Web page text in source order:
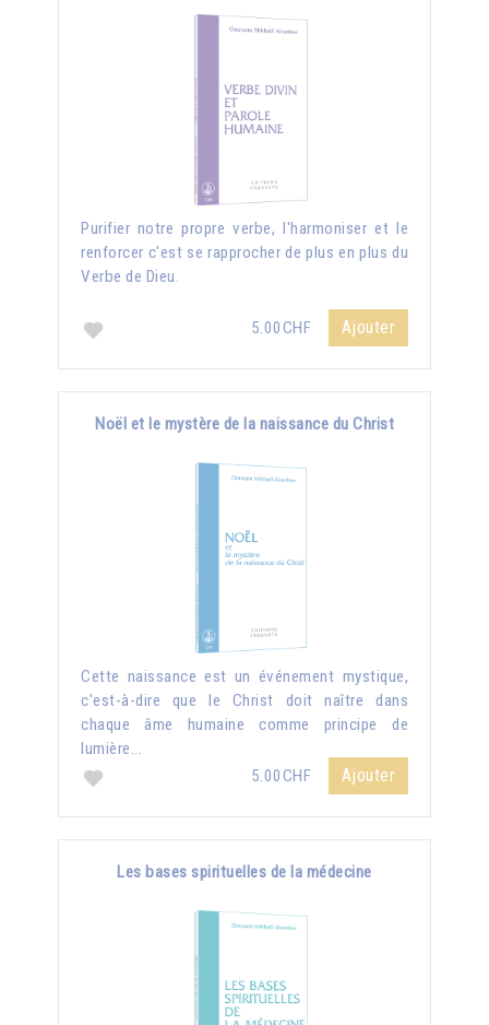
Purifier notre propre verbe, l'harmoniser et le
renforcer c'est se rapprocher de plus en plus du
Verbe de Dieu.
5.00CHF Ajouter
Noël et le mystère de la naissance du Christ
Cette naissance est un événement mystique,
c'est-à-dire que le Christ doit naître dans
chaque âme humaine comme principe de
lumière...
5.00CHF
Ajouter
Les bases spirituelles de la médecine